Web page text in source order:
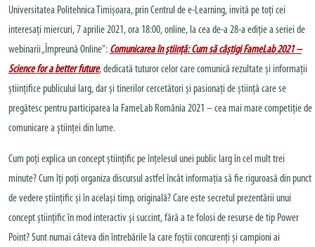
Universitatea Politehnica Timișoara, prin Centrul de e-Learning, invită pe toți cei
interesați miercuri, 7 aprilie 2021, ora 18:00, online, la cea de-a 28-a ediție a seriei de
webinarii „Împreună Online”: Comunicarea în știință: Cum să câștigi FameLab 2021 –
Science for a better future, dedicată tuturor celor care comunică rezultate și informații
științifice publicului larg, dar și tinerilor cercetători și pasionați de știință care se
pregătesc pentru participarea la FameLab România 2021 – cea mai mare competiție de
comunicare a ştiinţei din lume.
Cum poți explica un concept științific pe înțelesul unei public larg în cel mult trei
minute? Cum îți poți organiza discursul astfel încât informația să fie riguroasă din punct
de vedere științific și în același timp, originală? Care este secretul prezentării unui
concept științific în mod interactiv și succint, fără a te folosi de resurse de tip Power
Point? Sunt numai câteva din întrebările la care foștii concurenți și campioni ai